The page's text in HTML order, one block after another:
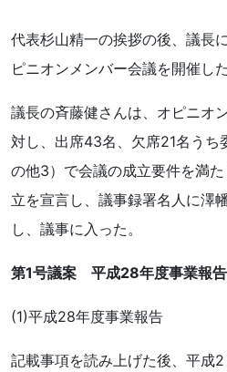
代表杉山精一の挨拶の後、議長
ピニオンメンバー会議を開催した
議長の斉藤健さんは、オピニオ
対し、出席43名、欠席21名うち
の他3）で会議の成立要件を満
立を宣言し、議事録署名人に澤
し、議事に入った。
第1号議案 平成28年度事業報
(1)平成28年度事業報告
記載事項を読み上げた後、平成